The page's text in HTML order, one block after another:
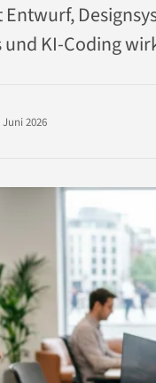
KI-Coding
Juni 2026